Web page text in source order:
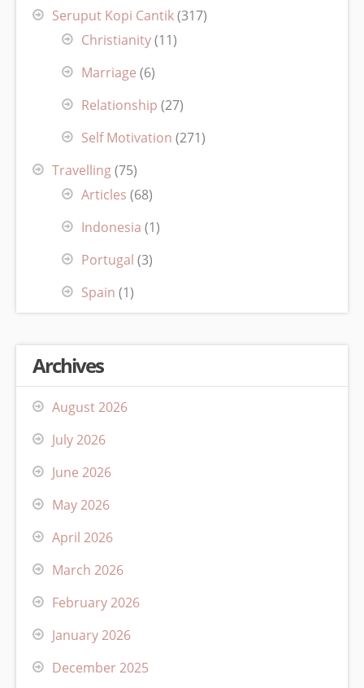
Seruput Kopi Cantik(317)
Christianity(11)
Marriage (6)
Relationship (27)
Self Motivation (271)
Travelling(75)
Articles (68)
Indonesia (1)
Portugal (3)
Spain (1)
Archives
August 2026
July 2026
June 2026
May 2026
April 2026
March 2026
February 2026
January 2026
December 2025